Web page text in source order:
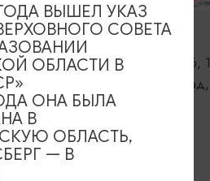
башню
16:00 -
ПенаФест
09.08.2026,
ВЫШЕЛ УКАЗ
СОВЕТА
ОБЛАСТИ В
ОНА БЫЛА
В
ОБЛАСТЬ,
— В